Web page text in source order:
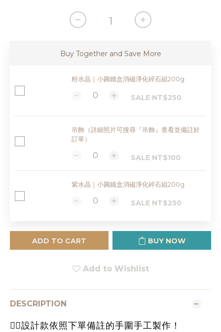
Buy Together and Save More
粉水晶｜小圓鐵盒消磁淨化碎石組200g
SALE NT$250
吊飾（詳細照片可搜尋『吊飾』查看並備註於
訂單）
SALE NT$100
紫水晶｜小圓鐵盒消磁淨化碎石組200g
SALE NT$250
ADD TO CART BUY NOW
Add to Wishlist
DESCRIPTION
👉🏻設計款依照下單備註的手圍手工製作！